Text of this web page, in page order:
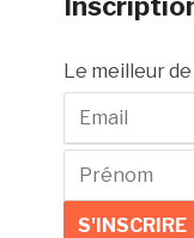
Le meilleur